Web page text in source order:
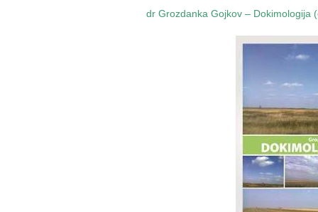
dr Grozdanka Gojkov– Dokimologija